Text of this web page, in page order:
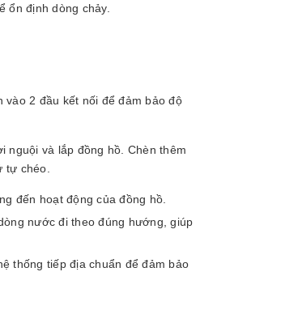
ổn định dòng chảy.
2 đầu kết nối để đảm bảo độ
nguội và lắp đồng hồ. Chèn thêm
tự chéo.
đến hoạt động của đồng hồ.
nước đi theo đúng hướng, giúp
thống tiếp địa chuẩn để đảm bảo